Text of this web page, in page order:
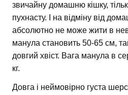
звичайну домашню кішку,
пухнасту. І на відміну від
абсолютно не може жити в
манула становить 50-65 см,
довгий хвіст. Вага манула в
кг.
Довга і неймовірно густа